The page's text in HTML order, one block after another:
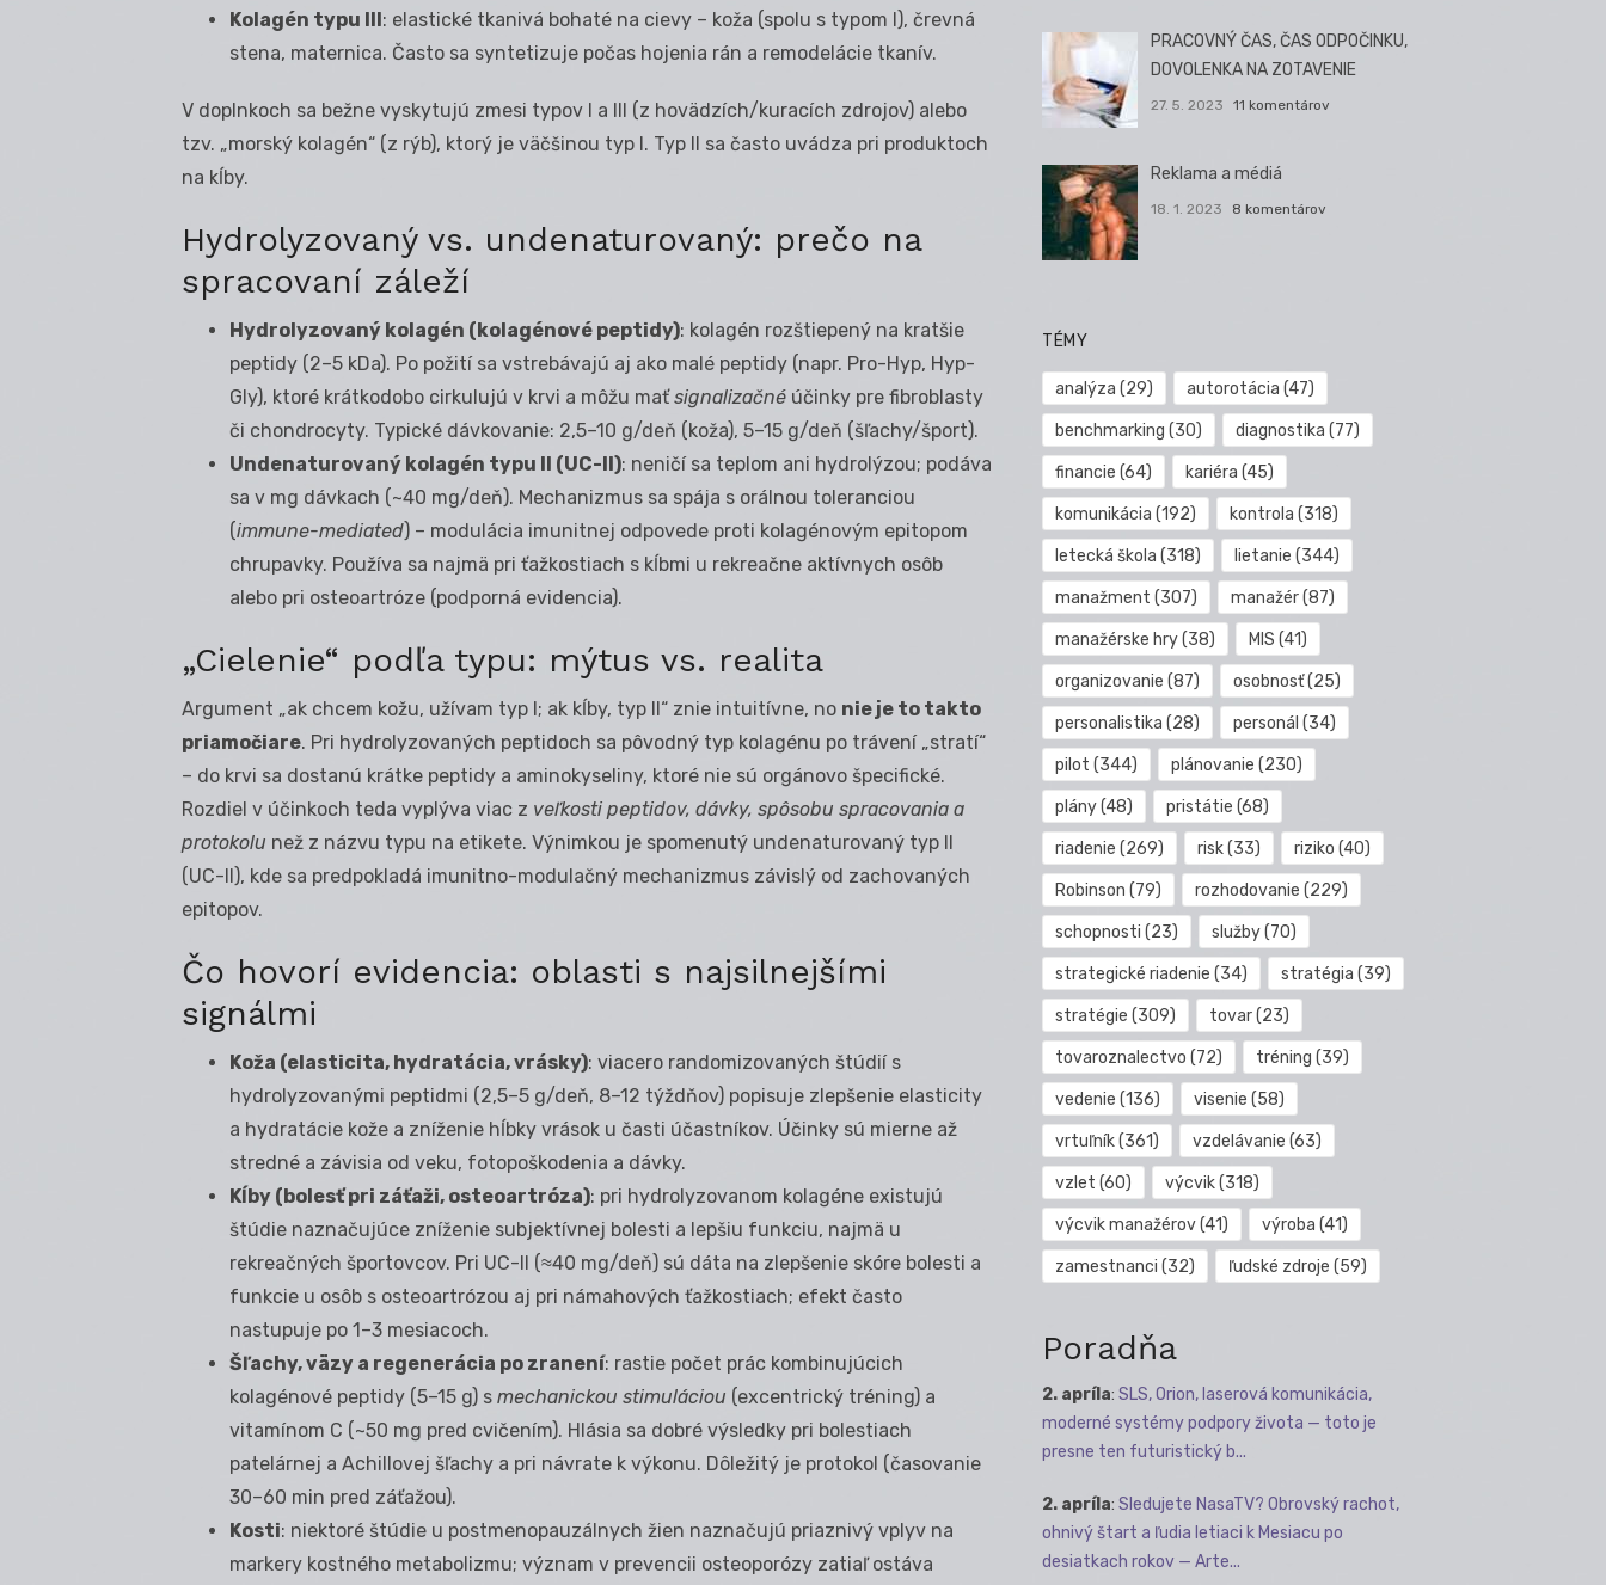
Kolagén typu III : elastické tkanivá bohaté na cievy – koža (spolu s typom I), črevná
stena, maternica. Často sa syntetizuje počas hojenia rán a remodelácie tkanív.
V doplnkoch sa bežne vyskytujú zmesi typov I a III (z hovädzích/kuracích zdrojov) alebo
tzv. „morský kolagén“ (z rýb), ktorý je väčšinou typ I. Typ II sa často uvádza pri produktoch
na kĺby.
Hydrolyzovaný vs. undenaturovaný: prečo na
spracovaní záleží
Hydrolyzovaný kolagén (kolagénové peptidy): kolagén rozštiepený na kratšie
peptidy (2–5 kDa). Po požití sa vstrebávajú aj ako malé peptidy (napr. Pro-Hyp, Hyp-
Gly), ktoré krátkodobo cirkulujú v krvi a môžu maťsignalizačné účinky pre fibroblasty
či chondrocyty. Typické dávkovanie: 2,5–10 g/deň (koža), 5–15 g/deň (šľachy/šport).
Undenaturovaný kolagén typu II (UC-II): neničí sa teplom ani hydrolýzou; podáva
sa v mg dávkach (~40 mg/deň). Mechanizmus sa spája s orálnou toleranciou
(immune-mediated) – modulácia imunitnej odpovede proti kolagénovým epitopom
chrupavky. Používa sa najmä pri ťažkostiach s kĺbmi u rekreačne aktívnych osôb
alebo pri osteoartróze (podporná evidencia).
„Cielenie“ podľa typu: mýtus vs. realita
Argument „ak chcem kožu, užívam typ I; ak kĺby, typ II“ znie intuitívne, no nie je to takto
priamočiare. Pri hydrolyzovaných peptidoch sa pôvodný typ kolagénu po trávení „stratí“
– do krvi sa dostanú krátke peptidy a aminokyseliny, ktoré nie sú orgánovo špecifické.
Rozdiel v účinkoch teda vyplýva viac z veľkosti peptidov, dávky, spôsobu spracovania a
protokolu než z názvu typu na etikete. Výnimkou je spomenutý undenaturovaný typ II
(UC-II), kde sa predpokladá imunitno-modulačný mechanizmus závislý od zachovaných
epitopov.
Čo hovorí evidencia: oblasti s najsilnejšími
signálmi
Koža (elasticita, hydratácia, vrásky): viacero randomizovaných štúdií s
hydrolyzovanými peptidmi (2,5–5 g/deň, 8–12 týždňov) popisuje zlepšenie elasticity
a hydratácie kože a zníženie hĺbky vrások u časti účastníkov. Účinky sú mierne až
stredné a závisia od veku, fotopoškodenia a dávky.
Kĺby (bolesť pri záťaži, osteoartróza): pri hydrolyzovanom kolagéne existujú
štúdie naznačujúce zníženie subjektívnej bolesti a lepšiu funkciu, najmä u
rekreačných športovcov. Pri UC-II (≈40 mg/deň) sú dáta na zlepšenie skóre bolesti a
funkcie u osôb s osteoartrózou aj pri námahových ťažkostiach; efekt často
nastupuje po 1–3 mesiacoch.
Šľachy, väzy a regenerácia po zranení: rastie počet prác kombinujúcich
kolagénové peptidy (5–15 g) s mechanickou stimuláciou (excentrický tréning) a
vitamínom C (~50 mg pred cvičením). Hlásia sa dobré výsledky pri bolestiach
patelárnej a Achillovej šľachy a pri návrate k výkonu. Dôležitý je protokol (časovanie
30–60 min pred záťažou).
Kosti: niektoré štúdie u postmenopauzálnych žien naznačujú priaznivý vplyv na
markery kostného metabolizmu; význam v prevencii osteoporózy zatiaľ ostáva
PRACOVNÝ ČAS, ČAS ODPOČINKU,
DOVOLENKA NA ZOTAVENIE
27. 5. 2023 11 komentárov
Reklama a médiá
18. 1. 2023 8 komentárov
TÉMY
analýza (29) autorotácia (47)
benchmarking (30) diagnostika (77)
financie (64) kariéra (45)
komunikácia (192) kontrola (318)
letecká škola (318) lietanie (344)
manažment (307) manažér(87)
manažérske hry(38) MIS (41)
organizovanie (87) osobnosť(25)
personalistika (28) personál (34)
pilot (344) plánovanie (230)
plány(48) pristátie (68)
riadenie (269) risk(33) riziko (40)
Robinson (79) rozhodovanie (229)
schopnosti (23) služby(70)
strategické riadenie (34) stratégia (39)
stratégie (309) tovar(23)
tovaroznalectvo (72) tréning (39)
vedenie (136) visenie (58)
vrtuľník(361) vzdelávanie (63)
vzlet (60) výcvik(318)
výcvik manažérov(41) výroba (41)
zamestnanci (32) ľudské zdroje (59)
Poradňa
2. apríla: SLS, Orion, laserová komunikácia,
moderné systémy podpory života — toto je
presne ten futuristický b...
2. apríla: Sledujete NasaTV? Obrovský rachot,
ohnivý štart a ľudia letiaci k Mesiacu po
desiatkach rokov — Arte...